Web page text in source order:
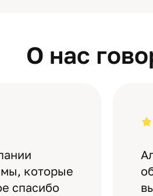
О нас
которые
спасибо